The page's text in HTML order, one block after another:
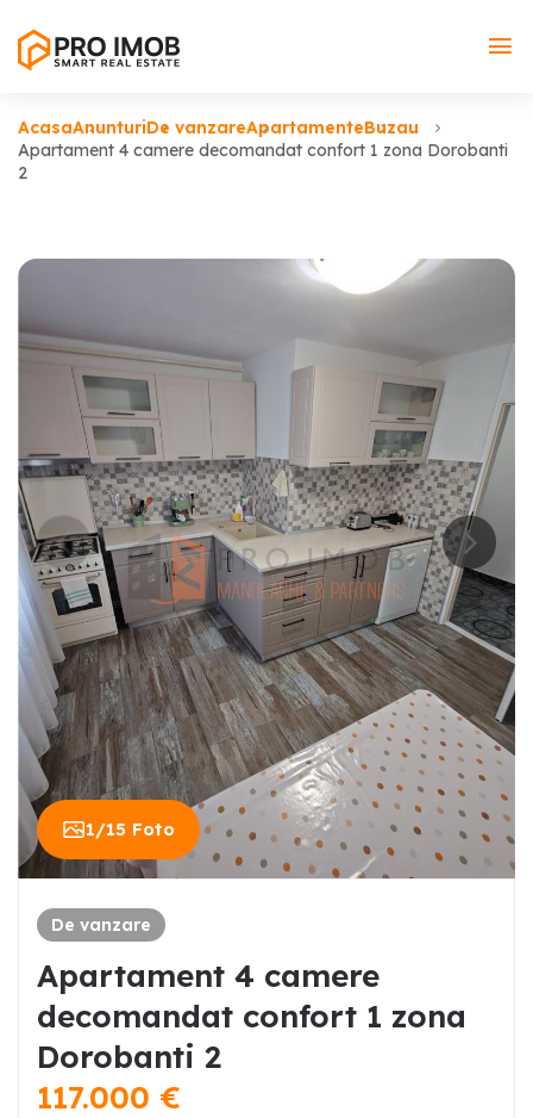
AcasaAnunturiDe vanzareApartamenteBuzau
Apartament 4 camere decomandat confort 1 zona Dorobanti
2
1/15 Foto
De vanzare
Apartament 4 camere
decomandat confort 1 zona
Dorobanti 2
117.000 €